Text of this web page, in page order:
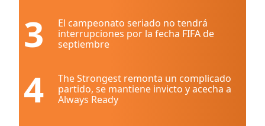
3
El campeonato seriado no tendrá
interrupciones por la fecha FIFA de
septiembre
4
The Strongest remonta un complicado
partido, se mantiene invicto y acecha a
Always Ready